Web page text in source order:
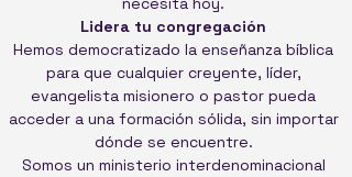
Lidera tu congregación
Hemos democratizado la enseñanza bíblica
para que cualquier creyente, líder,
evangelista misionero o pastor pueda
acceder a una formación sólida, sin importar
dónde se encuentre.
Somos un ministerio interdenominacional